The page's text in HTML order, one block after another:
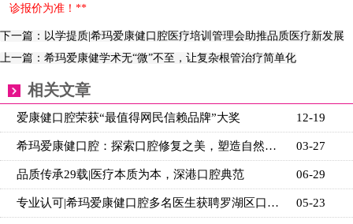
诊报价为准！**
下一篇：以学提质|希玛爱康健口腔医疗培训管理会助推品质医疗新发展
上一篇：希玛爱康健学术无“微”不至，让复杂根管治疗简单化
相关文章
12-19
爱康健口腔荣获“最值得网民信赖品牌”大奖
03-27
希玛爱康健口腔：探索口腔修复之美，塑造自然牙体新篇
06-29
品质传承29载|医疗本质为本，深港口腔典范
05-23
专业认可|希玛爱康健口腔多名医生获聘罗湖区口腔质控